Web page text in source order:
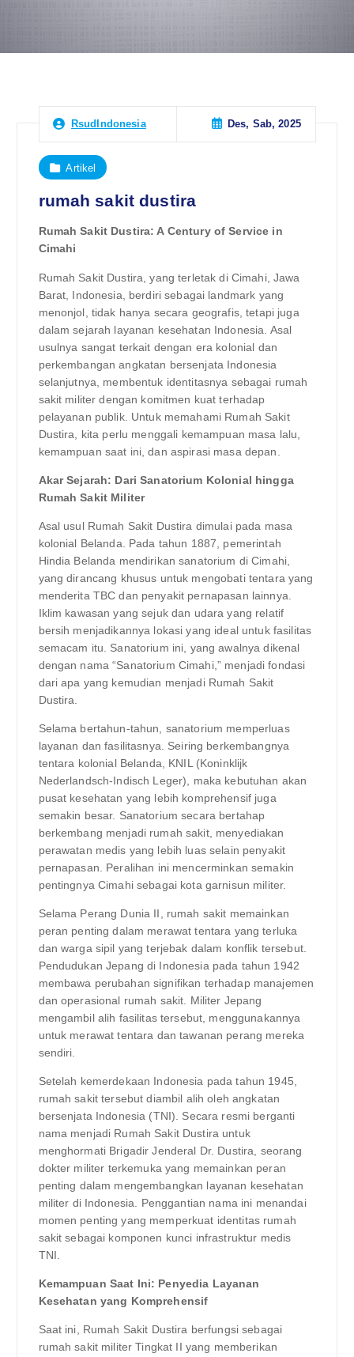
RsudIndonesia Des, Sab, 2025
Artikel
rumah sakit dustira
Rumah Sakit Dustira: A Century of Service in
Cimahi
Rumah Sakit Dustira, yang terletak di Cimahi, Jawa
Barat, Indonesia, berdiri sebagai landmark yang
menonjol, tidak hanya secara geografis, tetapi juga
dalam sejarah layanan kesehatan Indonesia. Asal
usulnya sangat terkait dengan era kolonial dan
perkembangan angkatan bersenjata Indonesia
selanjutnya, membentuk identitasnya sebagai rumah
sakit militer dengan komitmen kuat terhadap
pelayanan publik. Untuk memahami Rumah Sakit
Dustira, kita perlu menggali kemampuan masa lalu,
kemampuan saat ini, dan aspirasi masa depan.
Akar Sejarah: Dari Sanatorium Kolonial hingga
Rumah Sakit Militer
Asal usul Rumah Sakit Dustira dimulai pada masa
kolonial Belanda. Pada tahun 1887, pemerintah
Hindia Belanda mendirikan sanatorium di Cimahi,
yang dirancang khusus untuk mengobati tentara yang
menderita TBC dan penyakit pernapasan lainnya.
Iklim kawasan yang sejuk dan udara yang relatif
bersih menjadikannya lokasi yang ideal untuk fasilitas
semacam itu. Sanatorium ini, yang awalnya dikenal
dengan nama “Sanatorium Cimahi,” menjadi fondasi
dari apa yang kemudian menjadi Rumah Sakit
Dustira.
Selama bertahun-tahun, sanatorium memperluas
layanan dan fasilitasnya. Seiring berkembangnya
tentara kolonial Belanda, KNIL (Koninklijk
Nederlandsch-Indisch Leger), maka kebutuhan akan
pusat kesehatan yang lebih komprehensif juga
semakin besar. Sanatorium secara bertahap
berkembang menjadi rumah sakit, menyediakan
perawatan medis yang lebih luas selain penyakit
pernapasan. Peralihan ini mencerminkan semakin
pentingnya Cimahi sebagai kota garnisun militer.
Selama Perang Dunia II, rumah sakit memainkan
peran penting dalam merawat tentara yang terluka
dan warga sipil yang terjebak dalam konflik tersebut.
Pendudukan Jepang di Indonesia pada tahun 1942
membawa perubahan signifikan terhadap manajemen
dan operasional rumah sakit. Militer Jepang
mengambil alih fasilitas tersebut, menggunakannya
untuk merawat tentara dan tawanan perang mereka
sendiri.
Setelah kemerdekaan Indonesia pada tahun 1945,
rumah sakit tersebut diambil alih oleh angkatan
bersenjata Indonesia (TNI). Secara resmi berganti
nama menjadi Rumah Sakit Dustira untuk
menghormati Brigadir Jenderal Dr. Dustira, seorang
dokter militer terkemuka yang memainkan peran
penting dalam mengembangkan layanan kesehatan
militer di Indonesia. Penggantian nama ini menandai
momen penting yang memperkuat identitas rumah
sakit sebagai komponen kunci infrastruktur medis
TNI.
Kemampuan Saat Ini: Penyedia Layanan
Kesehatan yang Komprehensif
Saat ini, Rumah Sakit Dustira berfungsi sebagai
rumah sakit militer Tingkat II yang memberikan